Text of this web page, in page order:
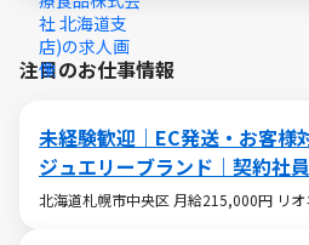
注目のお仕事情報
未経験歓迎｜EC発送・お客様
ジュエリーブランド｜契約社員
北海道札幌市中央区 月給215,000円 リ